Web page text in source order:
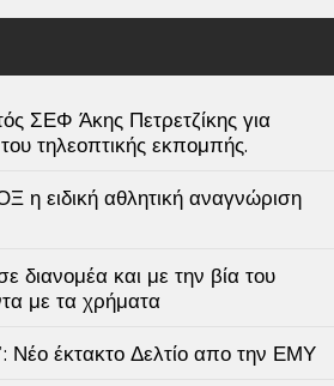
ΣΕΦ Άκης Πετρετζίκης για
τηλεοπτικής εκπομπής.
η ειδική αθλητική αναγνώριση
διανομέα και με την βία του
με τα χρήματα
έκτακτο Δελτίο απο την ΕΜΥ